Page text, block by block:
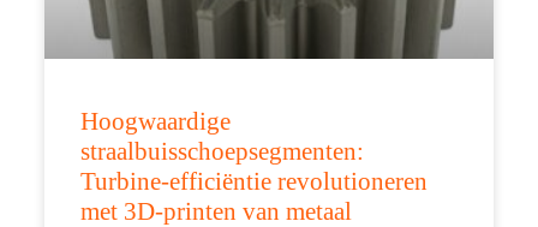
Hoogwaardige
straalbuisschoepsegmenten:
Turbine-efficiëntie revolutioneren
met 3D-printen van metaal